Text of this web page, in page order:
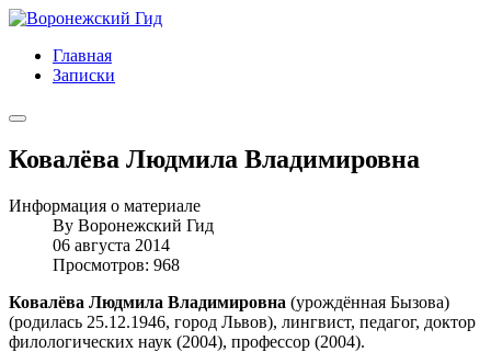
Главная
Записки
Ковалёва Людмила Владимировна
Информация о материале
By Воронежский Гид
06 августа 2014
Просмотров: 968
Ковалёва Людмила Владимировна (урождённая Бызова)
(родилась 25.12.1946, город Львов), лингвист, педагог, доктор
филологических наук (2004), профессор (2004).